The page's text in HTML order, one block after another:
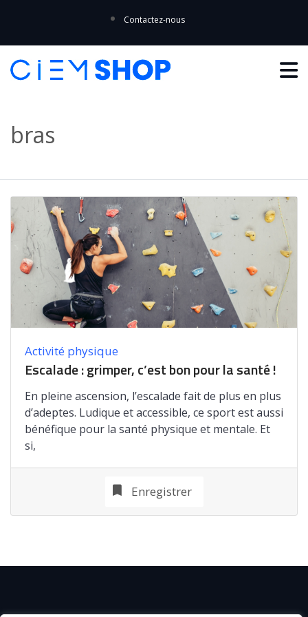
Contactez-nous
bras
Activité physique
Escalade : grimper, c’est bon pour la santé !
En pleine ascension, l’escalade fait de plus en plus
d’adeptes. Ludique et accessible, ce sport est aussi
bénéfique pour la santé physique et mentale. Et
si,
Enregistrer